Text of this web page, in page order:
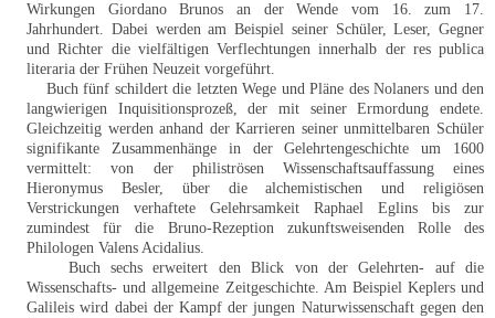
Wirkungen Giordano Brunos an der Wende vom 16. zum 17.
Jahrhundert. Dabei werden am Beispiel seiner Schüler, Leser, Gegner
und Richter die vielfältigen Verflechtungen innerhalb der res publica
literaria der Frühen Neuzeit vorgeführt.
Buch fünf schildert die letzten Wege und Pläne des Nolaners und den
langwierigen Inquisitionsprozeß, der mit seiner Ermordung endete.
Gleichzeitig werden anhand der Karrieren seiner unmittelbaren Schüler
signifikante Zusammenhänge in der Gelehrtengeschichte um 1600
vermittelt: von der philiströsen Wissenschaftsauffassung eines
Hieronymus Besler, über die alchemistischen und religiösen
Verstrickungen verhaftete Gelehrsamkeit Raphael Eglins bis zur
zumindest für die Bruno-Rezeption zukunftsweisenden Rolle des
Philologen Valens Acidalius.
Buch sechs erweitert den Blick von der Gelehrten- auf die
Wissenschafts- und allgemeine Zeitgeschichte. Am Beispiel Keplers und
Galileis wird dabei der Kampf der jungen Naturwissenschaft gegen den